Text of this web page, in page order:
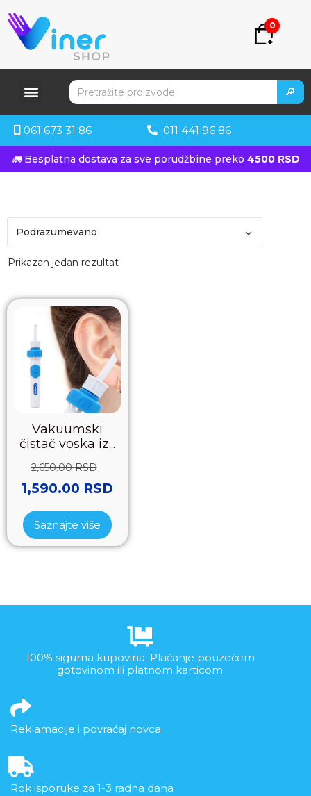
0
🔎
061 673 31 86 011 441 96 86
🚛 Besplatna dostava za sve porudžbine preko 4500 RSD
Prikazan jedan rezultat
Vakuumski
čistač voska iz...
2,650.00RSD
1,590.00 RSD
Saznajte više
100% sigurna kupovina. Plaćanje pouzećem
gotovinom ili platnom karticom
Reklamacije i povraćaj novca
Rok isporuke za 1-3 radna dana